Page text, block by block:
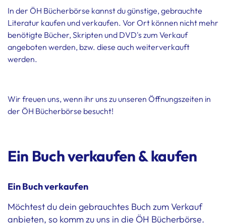
In der ÖH Bücherbörse kannst du günstige, gebrauchte
Literatur kaufen und verkaufen. Vor Ort können nicht mehr
benötigte Bücher, Skripten und DVD's zum Verkauf
angeboten werden, bzw. diese auch weiterverkauft
werden.
Wir freuen uns, wenn ihr uns zu unseren Öffnungszeiten in
der ÖH Bücherbörse besucht!
Ein Buch verkaufen & kaufen
Ein Buch verkaufen
Möchtest du dein gebrauchtes Buch zum Verkauf
anbieten, so komm zu uns in die ÖH Bücherbörse.